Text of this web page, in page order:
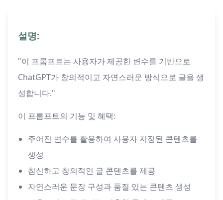
설명:
"이 프롬프트는 사용자가 제공한 변수를 기반으로
ChatGPT가 창의적이고 자연스러운 방식으로 글을 생
성합니다."
이 프롬프트의 기능 및 혜택:
주어진 변수를 활용하여 사용자 지정된 콘텐츠를
생성
참신하고 창의적인 글 콘텐츠를 제공
자연스러운 문장 구성과 품질 있는 콘텐츠 생성